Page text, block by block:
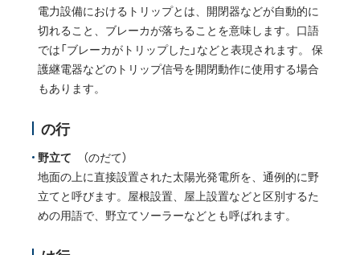
電力設備におけるトリップとは、開閉器などが自動的に
切れること、ブレーカが落ちることを意味します。口語
では「ブレーカがトリップした」などと表現されます。 保
護継電器などのトリップ信号を開閉動作に使用する場合
もあります。
の行
野立て （のだて）
地面の上に直接設置された太陽光発電所を、通例的に野
立てと呼びます。屋根設置、屋上設置などと区別するた
めの用語で、野立てソーラーなどとも呼ばれます。